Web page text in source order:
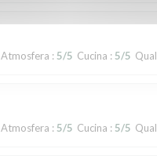
Atmosfera : 5/5 Cucina : 5/5
Atmosfera : 5/5 Cucina : 5/5